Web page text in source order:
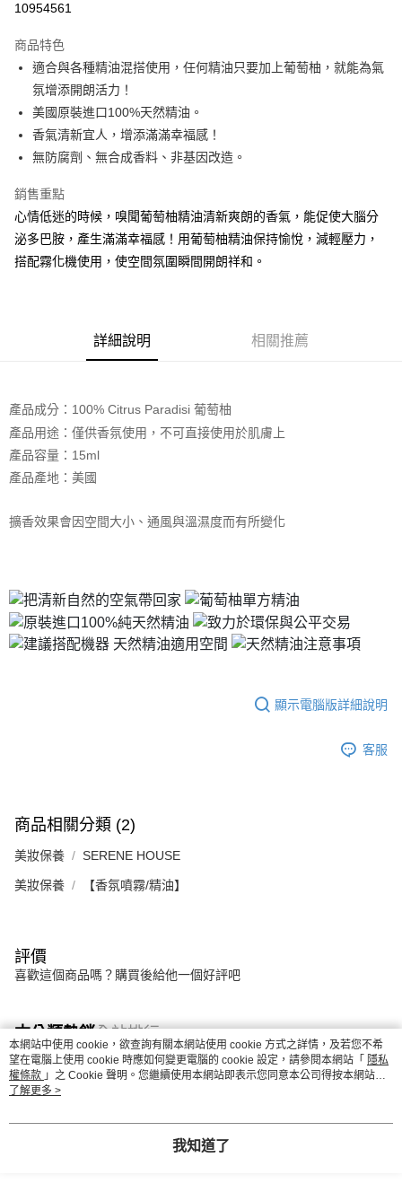
Google Pay
全盈+PAY
大哥付你分期
相關說明
【大哥付你分期使用說明】
2.付款方式選擇「大哥付你分期」，訂單成立後會自動跳轉到大哥付的交易
流程，驗證手機門號後，選擇欲分期的期數、繳款截止日，確認付款後即完
成交易。
3.實際核准額度、可分期數及費用金額請依後續交易確認頁面所載為準。
4.訂單成立30分鐘內，如未前往確認交易或遇審核未通過，訂單將自動取
【注意事項】
用戶於交易時，得透過本服務購買商品或服務，並由商店將買賣／分期付款
買賣價金債權讓與本公司後，依約使用本公司帳單繳交帳款。
2.基於同意付款使用「大哥付你分期」之契約關係目的，商店將以您的個人
資料（包含姓名、電話或地址）提供予台灣大哥大進項蒐集、處理及利用，
3.完整用戶服務條款，請詳閱以下連結：https://oppay.tw/userRule
相關說明
【關於「AFTEE先享後付」】
AFTEE先享後付是「在收到商品之後才付款」的支付方式。 讓您購物簡單
１．簡單：不需註冊會員、不需綁卡、不需儲值。
【「AFTEE先享後付」結帳流程】
１．於結帳方式選擇「AFTEE先享後付」後，將跳轉至「AFTEE先享後付」
結帳頁面，進行簡訊認證並確認金額後，即可完成結帳。
ATM／網路銀行／等多元方式進行付款，方視為交易完成。
※ 請注意：結帳手續完成當下不需立刻繳費，但若您需要取消訂單，請聯絡
後付繳納相關費用。
※ 交易是否成功請以「AFTEE先享後付 」之結帳頁面顯示為準，若有關於
２．關於個人資料處理事宜，請瀏覽以下網址：
https://aftee.tw/terms/#terms3
３．未成年的使用者請事先徵得法定代理人或監護人之同意方可使用
「AFTEE先享後付」，若未經同意申辦者引起之損失，本公司不負相關責
時審查核予不同之上限額度；若仍有額度不足之情形，本公司將視審查結果
恩沛科技股份有限公司將有權停止該用戶之使用額度並採取法律行動。
ATM付款
付款後7-11取貨
宅配
每筆NT$100，滿NT$1,000(含以上)免運費
京站台北店客服中心(1F星巴克旁) 即日起不提供京站紙袋，取件時
免運費
10954561
商品特色
適合與各種精油混搭使用，任何精油只要加上葡萄柚，就能為氣
氛增添開朗活力！
美國原裝進口100%天然精油。
香氣清新宜人，增添滿滿幸福感！
無防腐劑、無合成香料、非基因改造。
銷售重點
心情低迷的時候，嗅聞葡萄柚精油清新爽朗的香氣，能促使大腦分
泌多巴胺，產生滿滿幸福感！用葡萄柚精油保持愉悅，減輕壓力，
搭配霧化機使用，使空間氛圍瞬間開朗祥和。
詳細說明 相關推薦
產品成分：100% Citrus Paradisi 葡萄柚
產品用途：僅供香氛使用，不可直接使用於肌膚上
產品容量：15ml
產品產地：美國
擴香效果會因空間大小、通風與溫濕度而有所變化
顯示電腦版詳細說明
客服
商品相關分類 (2)
美妝保養 SERENE HOUSE
美妝保養 【香氛噴霧/精油】
評價
喜歡這個商品嗎？購買後給他一個好評吧
本分類熱銷全站排行
本網站中使用 cookie，欲查詢有關本網站使用 cookie 方式之詳情，及若您不希
望在電腦上使用 cookie 時應如何變更電腦的 cookie 設定，請參閱本網站「 隱私
權條款 」之 Cookie 聲明。您繼續使用本網站即表示您同意本公司得按本網站使
用條款之 Cookie 聲明使用 cookie。
了解更多 >
我知道了